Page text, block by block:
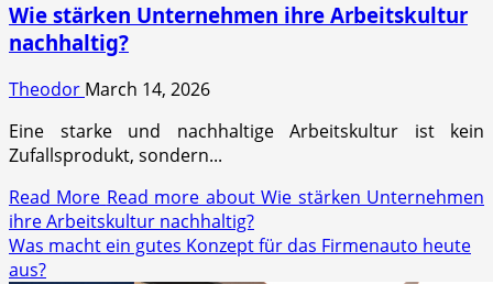
Wie stärken Unternehmen ihre Arbeitskultur
nachhaltig?
Theodor March 14, 2026
Eine starke und nachhaltige Arbeitskultur ist kein
Zufallsprodukt, sondern...
Read More Read more about Wie stärken Unternehmen
ihre Arbeitskultur nachhaltig?
Was macht ein gutes Konzept für das Firmenauto heute
aus?